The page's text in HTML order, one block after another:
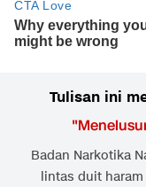
Tulisan ini
"
Badan Narkotika
lintas duit